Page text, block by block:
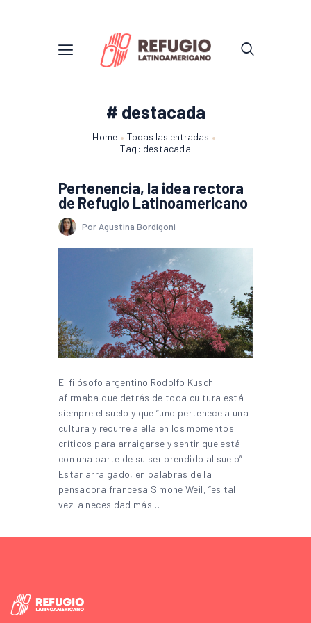
# destacada
Home
Todas las entradas
Tag: destacada
Pertenencia, la idea rectora
de Refugio Latinoamericano
Por Agustina Bordigoni
El filósofo argentino Rodolfo Kusch
afirmaba que detrás de toda cultura está
siempre el suelo y que “uno pertenece a una
cultura y recurre a ella en los momentos
críticos para arraigarse y sentir que está
con una parte de su ser prendido al suelo”.
Estar arraigado, en palabras de la
pensadora francesa Simone Weil, “es tal
vez la necesidad más…